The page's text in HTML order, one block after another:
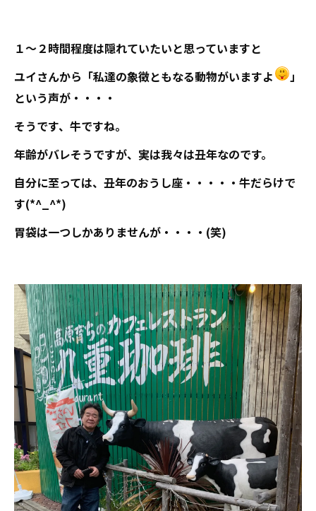
１～２時間程度は隠れていたいと思っていますと
ユイさんから「私達の象徴ともなる動物がいますよ
」
という声が・・・・
そうです、牛ですね。
年齢がバレそうですが、実は我々は丑年なのです。
自分に至っては、丑年のおうし座・・・・・牛だらけで
す(*^_^*)
胃袋は一つしかありませんが・・・・(笑)